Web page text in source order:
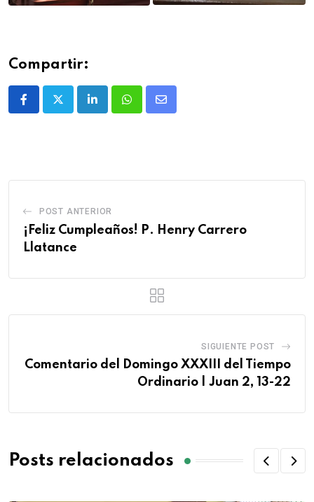
Compartir:
POST ANTERIOR
¡Feliz Cumpleaños! P. Henry Carrero
Llatance
SIGUIENTE POST
Comentario del Domingo XXXIII del Tiempo
Ordinario | Juan 2, 13-22
Posts relacionados